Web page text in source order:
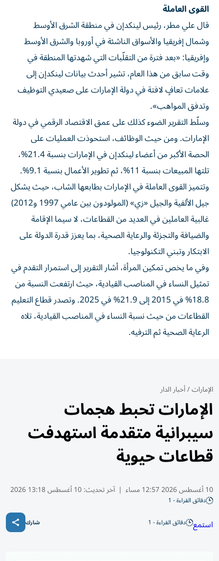
القوى العاملة
قال علي مطر، رئيس لينكدإن في منطقة الشرق الأوسط
وشمال إفريقيا والأسواق الناشئة في أوروبا والشرق الأوسط
وإفريقيا: «بعد فترة من التقلّبات التي شهدتها المنطقة في
وقت سابق من هذا العام، تشير أحدث بيانات لينكدإن إلى
علامات تعافٍ لافتة في دولة الإمارات على صعيدي التوظيف
وتدفق المواهب».
وسلّط التقرير الضوء كذلك على عمق الاقتصاد الرقمي في دولة
الإمارات. ومن حيث الوظائف، استحوذت العمليات على
الحصة الأكبر من أعضاء لينكدإن في الإمارات بنسبة 21.4%،
تلتها المبيعات بنسبة 11%، ثم تطوير الأعمال بنسبة 9.1%.
وتتميز القوى العاملة في الإمارات بطابعها الشاب، حيث يشكل
جيل الألفية والجيل «زي» (المولودون بين عامي 1997 و2012)
غالبية العاملين في العديد من القطاعات، لا سيما الإقامة
والضيافة والتجزئة والرعاية الصحية، بما يعزز قدرة الدولة على
الابتكار وتبني التكنولوجيا.
وفي ما يخص تمكين المرأة، أشار التقرير إلى استمرار التقدم في
تمثيل النساء في المناصب القيادية، حيث ارتفعت النسبة من
18.8% في 2015 إلى 21.9% في 2025. وتصدر قطاع التعليم
القطاعات من حيث نسبة النساء في المناصب القيادية، تلاه
الرعاية الصحية ثم الترفيه.
الإمارات/أخبار الدار
الإمارات تحبط هجمات
سيبرانية متقدمة استهدفت
قطاعات حيوية
10 أغسطس 2026 12:57 مساء | آخر تحديث:10 أغسطس 13:18 2026
دقائق القراءة - 1
استمع دقائق القراءة - 1 شارك